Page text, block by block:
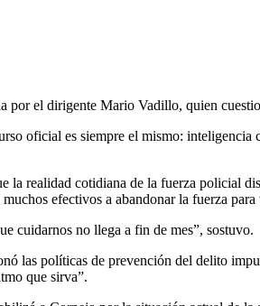
por el dirigente Mario Vadillo, quien
oficial es siempre el mismo:
la realidad cotidiana de la fuerza policial
efectivos a abandonar la fuerza
cuidarnos no llega a fin de mes”, sostuvo.
las políticas de prevención del delito
que sirva”.